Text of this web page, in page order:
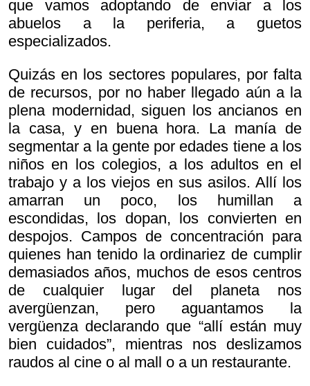
que vamos adoptando de enviar a los
abuelos a la periferia, a guetos
especializados.
Quizás en los sectores populares, por falta
de recursos, por no haber llegado aún a la
plena modernidad, siguen los ancianos en
la casa, y en buena hora. La manía de
segmentar a la gente por edades tiene a los
niños en los colegios, a los adultos en el
trabajo y a los viejos en sus asilos. Allí los
amarran un poco, los humillan a
escondidas, los dopan, los convierten en
despojos. Campos de concentración para
quienes han tenido la ordinariez de cumplir
demasiados años, muchos de esos centros
de cualquier lugar del planeta nos
avergüenzan, pero aguantamos la
vergüenza declarando que “allí están muy
bien cuidados”, mientras nos deslizamos
raudos al cine o al mall o a un restaurante.